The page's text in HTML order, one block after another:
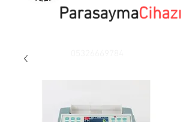
ParasaymaCihazı